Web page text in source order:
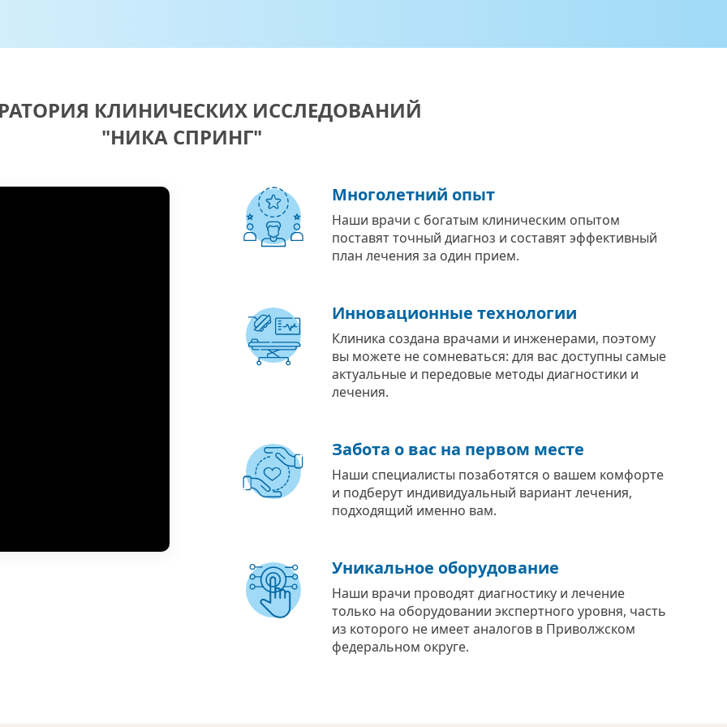
КЛИНИЧЕСКИХ ИССЛЕДОВАНИЙ
"НИКА СПРИНГ"
Многолетний опыт
Наши врачи с богатым клиническим опытом
поставят точный диагноз и составят эффективный
план лечения за один прием.
Инновационные технологии
Клиника создана врачами и инженерами, поэтому
вы можете не сомневаться: для вас доступны самые
актуальные и передовые методы диагностики и
лечения.
Забота о вас на первом месте
Наши специалисты позаботятся о вашем комфорте
и подберут индивидуальный вариант лечения,
подходящий именно вам.
Уникальное оборудование
Наши врачи проводят диагностику и лечение
только на оборудовании экспертного уровня, часть
из которого не имеет аналогов в Приволжском
федеральном округе.